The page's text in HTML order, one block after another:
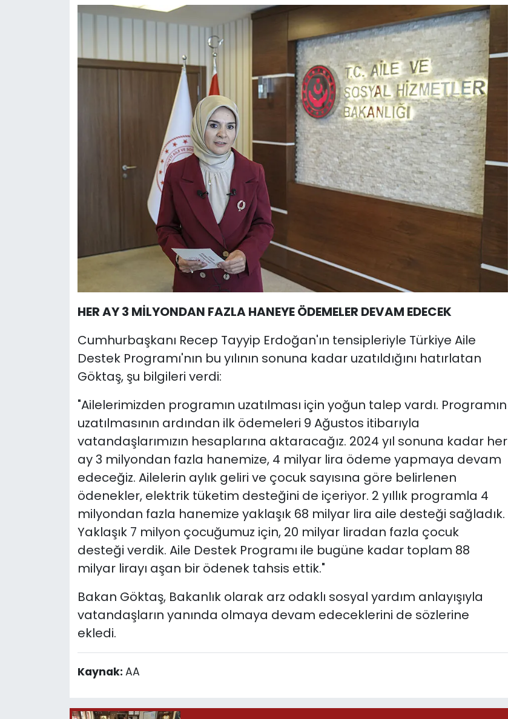
HER AY 3 MİLYONDAN FAZLA HANEYE ÖDEMELER DEVAM EDECEK
Cumhurbaşkanı Recep Tayyip Erdoğan'ın tensipleriyle Türkiye Aile
Destek Programı'nın bu yılının sonuna kadar uzatıldığını hatırlatan
Göktaş, şu bilgileri verdi:
"Ailelerimizden programın uzatılması için yoğun talep vardı. Programın
uzatılmasının ardından ilk ödemeleri 9 Ağustos itibarıyla
vatandaşlarımızın hesaplarına aktaracağız. 2024 yıl sonuna kadar her
ay 3 milyondan fazla hanemize, 4 milyar lira ödeme yapmaya devam
edeceğiz. Ailelerin aylık geliri ve çocuk sayısına göre belirlenen
ödenekler, elektrik tüketim desteğini de içeriyor. 2 yıllık programla 4
milyondan fazla hanemize yaklaşık 68 milyar lira aile desteği sağladık.
Yaklaşık 7 milyon çocuğumuz için, 20 milyar liradan fazla çocuk
desteği verdik. Aile Destek Programı ile bugüne kadar toplam 88
milyar lirayı aşan bir ödenek tahsis ettik."
Bakan Göktaş, Bakanlık olarak arz odaklı sosyal yardım anlayışıyla
vatandaşların yanında olmaya devam edeceklerini de sözlerine
ekledi.
Kaynak: AA